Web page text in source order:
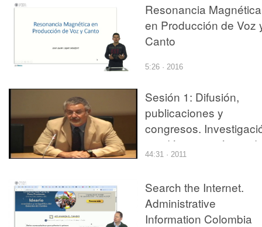
Resonancia Magnética
en Producción de Voz
Canto
5:26 · 2016
Sesión 1: Difusión,
publicaciones y
congresos.
académica en áreas
práctica proyectual y
44:31 · 2011
Search the Internet.
Administrative
Information Colombia